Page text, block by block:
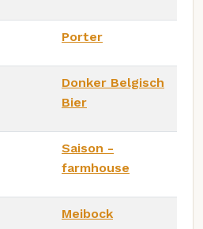
Porter
Donker Belgisch
Bier
Saison -
farmhouse
Meibock